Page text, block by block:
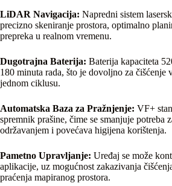
LiDAR Navigacija: Napredni sistem
precizno skeniranje prostora, optimalno
prepreka u realnom vremenu.
Dugotrajna Baterija: Baterija kapaciteta
180 minuta rada, što je dovoljno za čišćenje
jednom ciklusu.
Automatska Baza za Pražnjenje: VF+
spremnik prašine, čime se smanjuje potreba
održavanjem i povećava higijena korištenja.
Pametno Upravljanje: Uređaj se može
aplikacije, uz mogućnost zakazivanja
praćenja mapiranog prostora.